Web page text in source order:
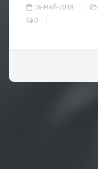
18-МАЙ-2018
0